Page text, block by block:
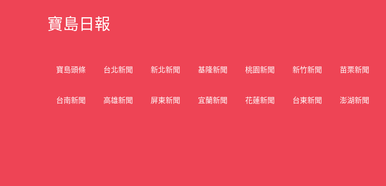
寶島日報
寶島頭條 台北新聞 新北新聞 基隆新聞 桃園新聞 新竹新聞 苗栗新聞
台南新聞 高雄新聞 屏東新聞 宜蘭新聞 花蓮新聞 台東新聞 澎湖新聞